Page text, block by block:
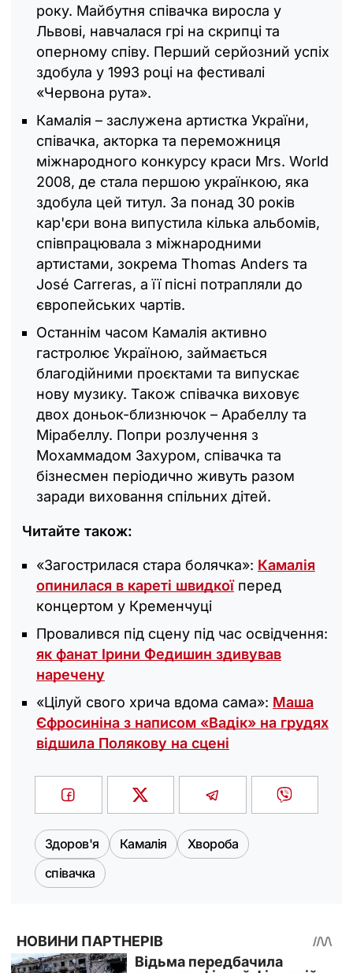
року. Майбутня співачка виросла у
Львові, навчалася грі на скрипці та
оперному співу. Перший серйозний успіх
здобула у 1993 році на фестивалі
«Червона рута».
Камалія – заслужена артистка України,
співачка, акторка та переможниця
міжнародного конкурсу краси Mrs. World
2008, де стала першою українкою, яка
здобула цей титул. За понад 30 років
кар'єри вона випустила кілька альбомів,
співпрацювала з міжнародними
артистами, зокрема Thomas Anders та
José Carreras, а її пісні потрапляли до
європейських чартів.
Останнім часом Камалія активно
гастролює Україною, займається
благодійними проєктами та випускає
нову музику. Також співачка виховує
двох доньок-близнючок – Арабеллу та
Мірабеллу. Попри розлучення з
Мохаммадом Захуром, співачка та
бізнесмен періодично живуть разом
заради виховання спільних дітей.
Читайте також:
«Загострилася стара болячка»: Камалія
опинилася в кареті швидкоїперед
концертом у Кременчуці
Провалився під сцену під час освідчення:
як фанат Ірини Федишин здивував
наречену
«Цілуй свого хрича вдома сама»: Маша
Єфросиніна з написом «Вадік» на грудях
відшила Полякову на сцені
Здоров'я Камалія
Хвороба
співачка